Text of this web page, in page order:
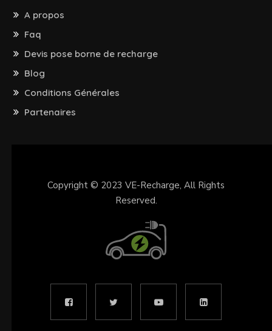
A propos
Faq
Devis pose borne de recharge
Blog
Conditions Générales
Partenaires
Copyright © 2023 VE-Recharge, All Rights
Reserved.